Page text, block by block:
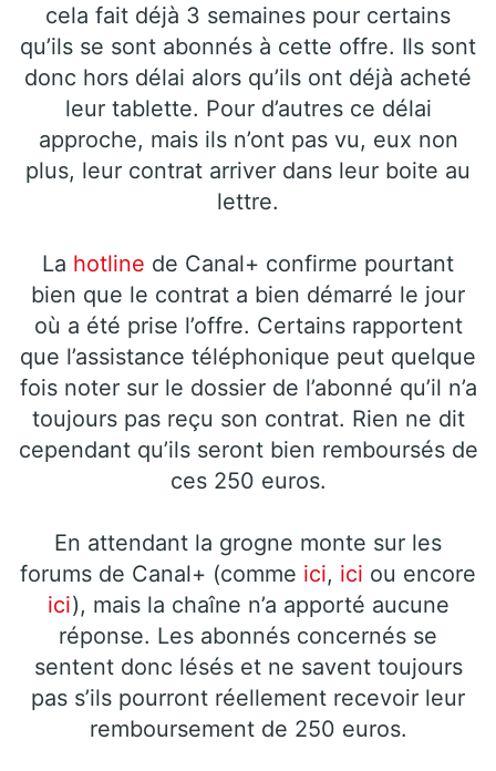
cela fait déjà 3 semaines pour certains
qu’ils se sont abonnés à cette offre. Ils sont
donc hors délai alors qu’ils ont déjà acheté
leur tablette. Pour d’autres ce délai
approche, mais ils n’ont pas vu, eux non
plus, leur contrat arriver dans leur boite au
lettre.
La hotline de Canal+ confirme pourtant
bien que le contrat a bien démarré le jour
où a été prise l’offre. Certains rapportent
que l’assistance téléphonique peut quelque
fois noter sur le dossier de l’abonné qu’il n’a
toujours pas reçu son contrat. Rien ne dit
cependant qu’ils seront bien remboursés de
ces 250 euros.
En attendant la grogne monte sur les
forums de Canal+ (comme ici, ici ou encore
ici), mais la chaîne n’a apporté aucune
réponse. Les abonnés concernés se
sentent donc lésés et ne savent toujours
pas s’ils pourront réellement recevoir leur
remboursement de 250 euros.